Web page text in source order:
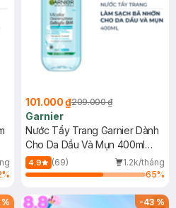
%
101.000 ₫209.000 ₫
Garnier
Nước Tẩy Trang Garnier Dành
Cho Da Dầu Và Mụn 400ml
(Mới)
4.9 (69)
1.2k/tháng
65%
% -43%